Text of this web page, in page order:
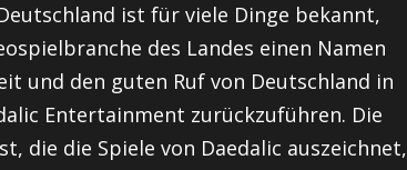
ist für viele Dinge bekannt,
des Landes einen Namen
und den guten Ruf von Deutschland in
Entertainment zurückzuführen. Die
die die Spiele von Daedalic auszeichnet,